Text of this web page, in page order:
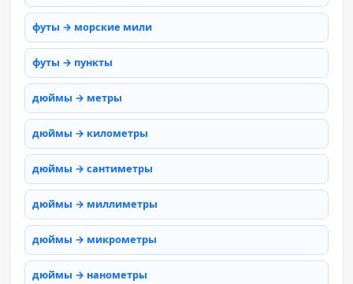
футы → морские мили
футы → пункты
дюймы → метры
дюймы → километры
дюймы → сантиметры
дюймы → миллиметры
дюймы → микрометры
дюймы → нанометры